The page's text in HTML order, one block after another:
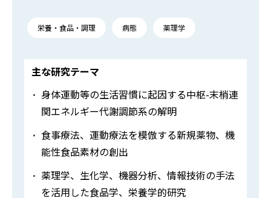
栄養・食品・調理 病態 薬理学
主な研究テーマ
身体運動等の生活習慣に起因する中枢-末梢連
関エネルギー代謝調節系の解明
食事療法、運動療法を模倣する新規薬物、機
能性食品素材の創出
薬理学、生化学、機器分析、情報技術の手法
を活用した食品学、栄養学的研究